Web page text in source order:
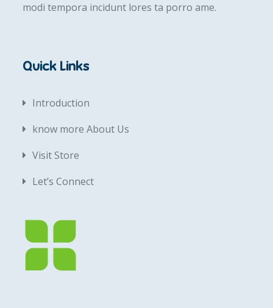
modi tempora incidunt lores ta porro ame.
Quick Links
Introduction
know more About Us
Visit Store
Let’s Connect